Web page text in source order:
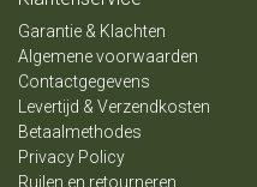
Garantie & Klachten
Algemene voorwaarden
Contactgegevens
Levertijd & Verzendkosten
Betaalmethodes
Privacy Policy
Ruilen en retourneren